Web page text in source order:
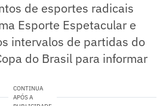
de esportes radicais
Esporte Espetacular e
intervalos de partidas do
do Brasil para informar
CONTINUA
APÓS A